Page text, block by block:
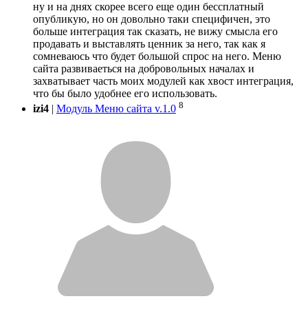
ну и на днях скорее всего еще один бессплатный
опубликую, но он довольно таки специфичен, это
больше интеграция так сказать, не вижу смысла его
продавать и выставлять ценник за него, так как я
сомневаюсь что будет большой спрос на него. Меню
сайта развиваеться на добровольных началах и
захватывает часть моих модулей как хвост интеграция,
что бы было удобнее его использовать.
izi4 | Модуль Меню сайта v.1.0 8